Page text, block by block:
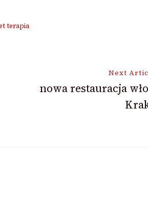
terapia
Next
nowa restauracja